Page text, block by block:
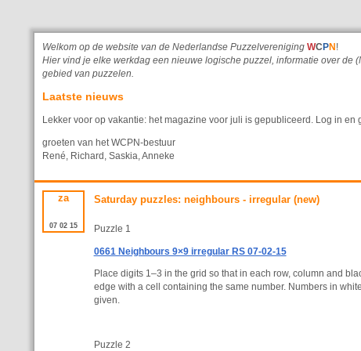
Welkom op de website van de Nederlandse Puzzelvereniging WC PN !
Hier vind je elke werkdag een nieuwe logische puzzel, informatie over
gebied van puzzelen.
Laatste nieuws
Lekker voor op vakantie: het magazine voor juli is gepubliceerd. Log in en
groeten van het WCPN-bestuur
René, Richard, Saskia, Anneke
za
07 02 15
Saturday puzzles: neighbours - irregular (new)
Puzzle 1
0661 Neighbours 9×9 irregular RS 07-02-15
Place digits 1–3 in the grid so that in each row, column and
edge with a cell containing the same number. Numbers in
given.
Puzzle 2